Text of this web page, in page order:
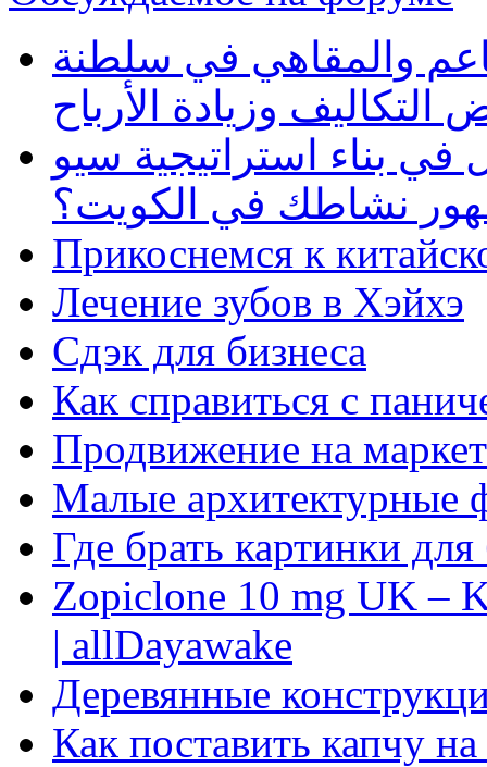
والمقاهي في سلطنة
وزيادة الأرباح
بناء استراتيجية سيو
نشاطك في الكويت؟
Прикоснемся к
Лечение зубов в Хэйхэ
Сдэк для бизнеса
Как справиться с
Продвижение на
Малые архитектурные
Где брать картинки
Zopiclone 10 mg UK –
| allDayawake
Деревянные
Как поставить капчу